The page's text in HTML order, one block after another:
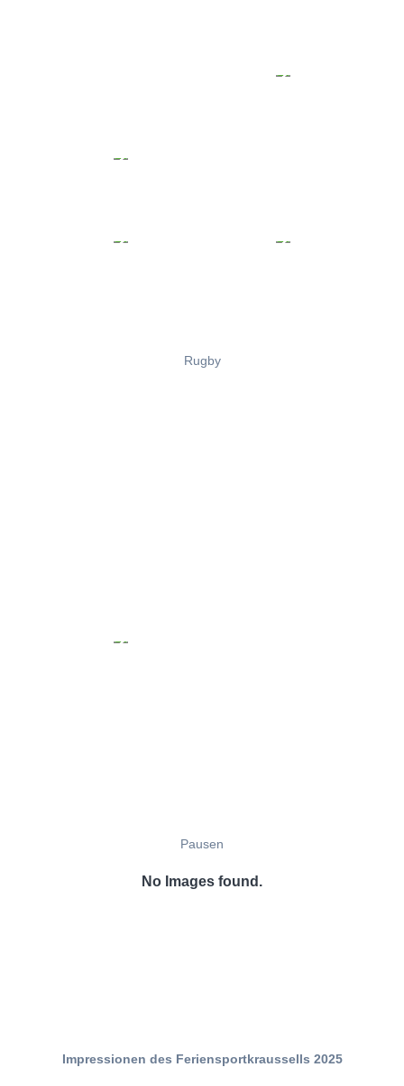
Rugby
Pausen
No Images found.
Impressionen des Feriensportkraussells 2025